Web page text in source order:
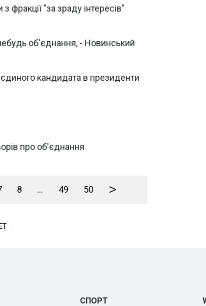
фракції "за зраду інтересів"
об'єднання, - Новинський
кандидата в президенти
про об'єднання
8 ... 49 50 >
СПОРТ